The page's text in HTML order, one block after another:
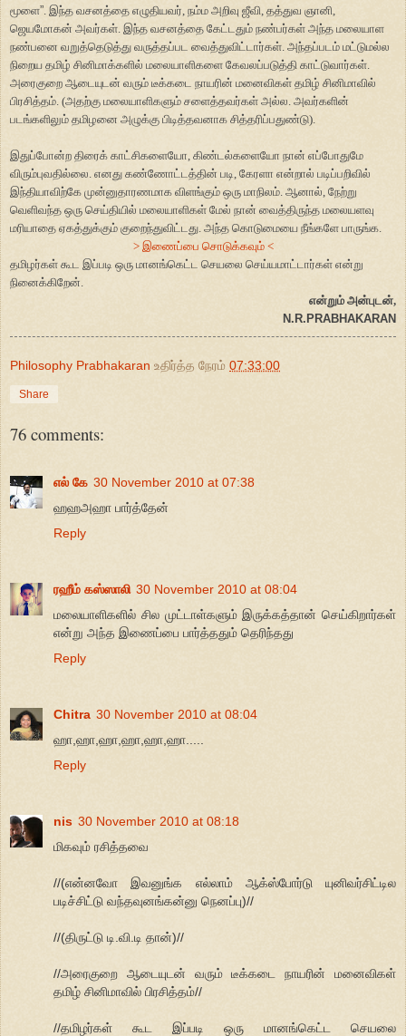
மூளை” . இந்த வசனத்தை எழுதியவர், நம்ம அறிவு ஜீவி, தத்துவ ஞானி,
ஜெயமோகன் அவர்கள். இந்த வசனத்தை கேட்டதும் நண்பர்கள் அந்த மலையாள
நண்பனை வறுத்தெடுத்து வருத்தப்பட வைத்துவிட்டார்கள். அந்தப்படம் மட்டுமல்ல
நிறைய தமிழ் சினிமாக்களில் மலையாளிகளை கேவலப்படுத்தி காட்டுவார்கள்.
அரைகுறை ஆடையுடன் வரும் டீக்கடை நாயரின் மனைவிகள் தமிழ் சினிமாவில்
பிரசித்தம். (அதற்கு மலையாளிகளும் சளைத்தவர்கள் அல்ல. அவர்களின்
படங்களிலும் தமிழனை அழுக்கு பிடித்தவனாக சித்தரிப்பதுண்டு).
இதுப்போன்ற திரைக் காட்சிகளையோ, கிண்டல்களையோ நான் எப்போதுமே
விரும்புவதில்லை. எனது கண்ணோட்டத்தின் படி, கேரளா என்றால் படிப்பறிவில்
இந்தியாவிற்கே முன்னுதாரணமாக விளங்கும் ஒரு மாநிலம். ஆனால், நேற்று
வெளிவந்த ஒரு செய்தியில் மலையாளிகள் மேல் நான் வைத்திருந்த மலையளவு
மரியாதை ஏகத்துக்கும் குறைந்துவிட்டது. அந்த கொடுமையை நீங்களே பாருங்க.
> இணைப்பை சொடுக்கவும் <
தமிழர்கள் கூட இப்படி ஒரு மானங்கெட்ட செயலை செய்யமாட்டார்கள் என்று
நினைக்கிறேன்.
என்றும் அன்புடன்,
N.R.PRABHAKARAN
Philosophy Prabhakaran உதிர்த்த நேரம் 07:33:00
Share
76 comments:
எல் கே 30 November 2010 at 07:38
ஹஹஅஹா பார்த்தேன்
Reply
ரஹீம் கஸ்ஸாலி 30 November 2010 at 08:04
மலையாளிகளில் சில முட்டாள்களும் இருக்கத்தான் செய்கிறார்கள்
என்று அந்த இணைப்பை பார்த்ததும் தெரிந்தது
Reply
Chitra 30 November 2010 at 08:04
ஹா,ஹா,ஹா,ஹா,ஹா,ஹா.....
Reply
nis 30 November 2010 at 08:18
மிகவும் ரசித்தவை
//(என்னவோ இவனுங்க எல்லாம் ஆக்ஸ்போர்டு யுனிவர்சிட்டில
படிச்சிட்டு வந்தவுனங்கன்னு நெனப்பு)//
//(திருட்டு டி.வி.டி தான்)//
//அரைகுறை ஆடையுடன் வரும் டீக்கடை நாயரின் மனைவிகள்
தமிழ் சினிமாவில் பிரசித்தம்//
//தமிழர்கள் கூட இப்படி ஒரு மானங்கெட்ட செயலை